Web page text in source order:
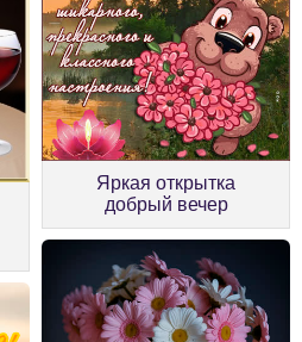
Яркая открытка
добрый вечер